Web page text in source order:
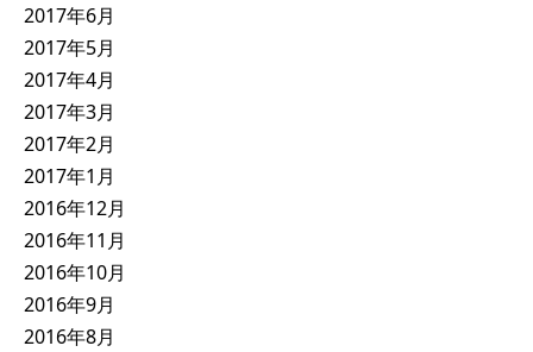
2017年6月
2017年5月
2017年4月
2017年3月
2017年2月
2017年1月
2016年12月
2016年11月
2016年10月
2016年9月
2016年8月